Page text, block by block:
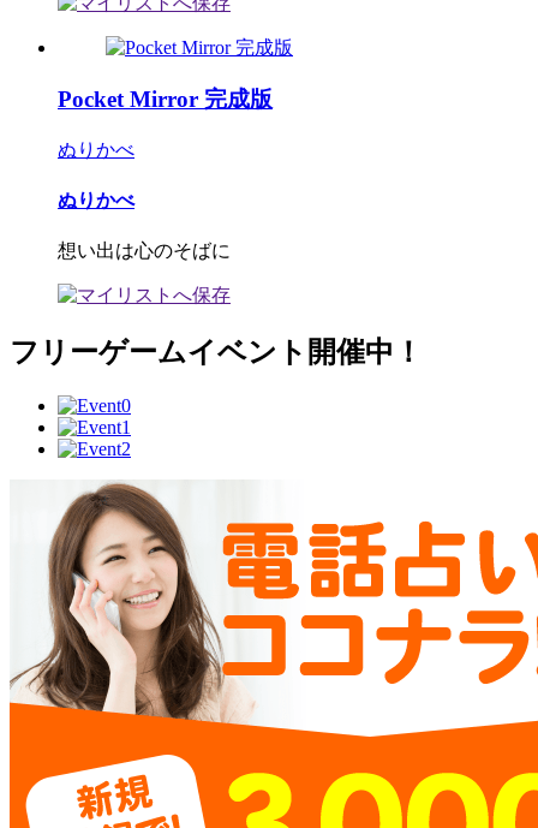
Pocket Mirror 完成版
ぬりかべ
ぬりかべ
想い出は心のそばに
フリーゲームイベント開催中！